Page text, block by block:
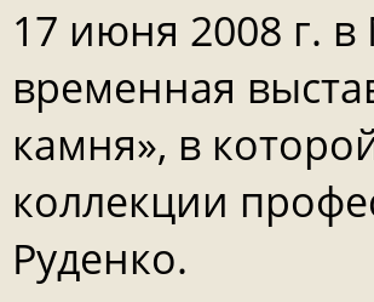
17 июня 2008 г.
временная
камня», в
коллекции
Руденко.